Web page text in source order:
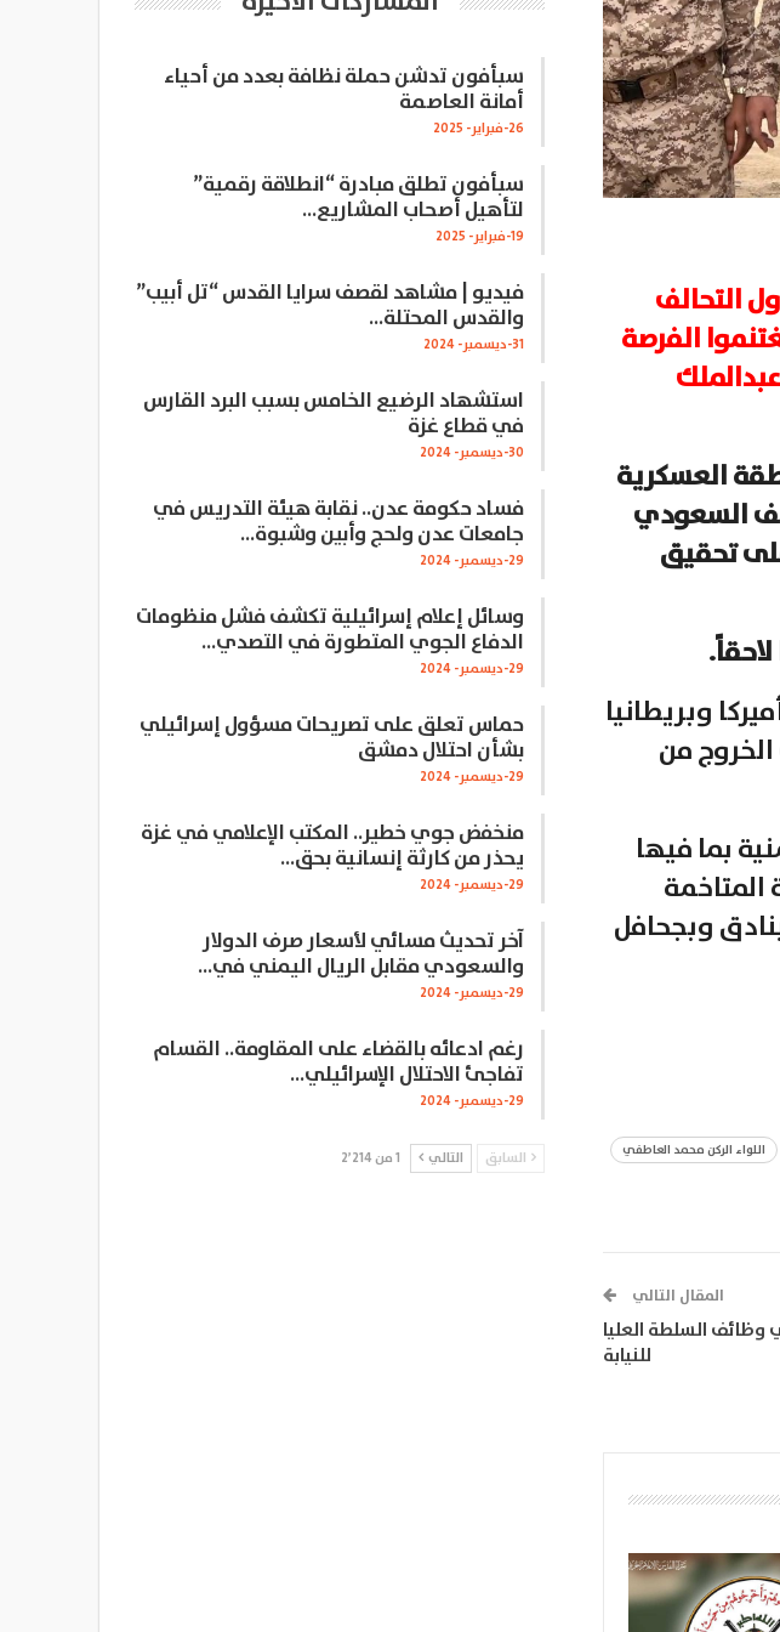
التحالف
الفرصة
العسكرية
السعودي
تحقيق
وبريطانيا
من
بما فيها
المتاخمة
وبجحافل
اللواء الركن محمد العاطفي
المقال التالي
السلطة العليا
للنيابة
سبأفون تدشن حملة نظافة بعدد من أحياء
أمانة العاصمة
26-فبراير- 2025
سبأفون تطلق مبادرة “انطلاقة رقمية”
لتأهيل أصحاب المشاريع…
19-فبراير- 2025
فيديو | مشاهد لقصف سرايا القدس “تل أبيب”
والقدس المحتلة…
31-ديسمبر- 2024
استشهاد الرضيع الخامس بسبب البرد القارس
في قطاع غزة
30-ديسمبر- 2024
فساد حكومة عدن.. نقابة هيئة التدريس في
جامعات عدن ولحج وأبين وشبوة…
29-ديسمبر- 2024
وسائل إعلام إسرائيلية تكشف فشل منظومات
الدفاع الجوي المتطورة في التصدي…
29-ديسمبر- 2024
حماس تعلق على تصريحات مسؤول إسرائيلي
بشأن احتلال دمشق
29-ديسمبر- 2024
منخفض جوي خطير.. المكتب الإعلامي في غزة
يحذر من كارثة إنسانية بحق…
29-ديسمبر- 2024
آخر تحديث مسائي لأسعار صرف الدولار
والسعودي مقابل الريال اليمني في…
29-ديسمبر- 2024
رغم ادعائه بالقضاء على المقاومة.. القسام
تفاجئ الاحتلال الإسرائيلي…
29-ديسمبر- 2024
السابق التالي 1 من 2٬214